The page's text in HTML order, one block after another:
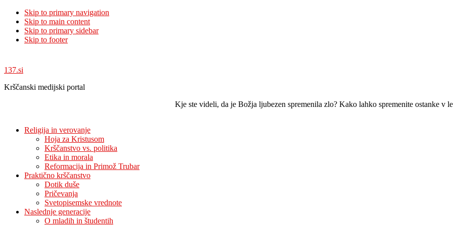
Skip to primary navigation
Skip to main content
Skip to primary sidebar
Skip to footer
137.si
Krščanski medijski portal
Kje ste videli, da je Božja ljubezen spremenila zlo? Kako lahko spremenite ostanke v
Religija in verovanje
Hoja za Kristusom
Krščanstvo vs. politika
Etika in morala
Reformacija in Primož Trubar
Praktično krščanstvo
Dotik duše
Pričevanja
Svetopisemske vrednote
Naslednje generacije
O mladih in študentih